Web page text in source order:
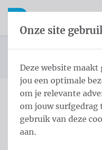
Inhoud overslaan
Taalkeuze overslaan
Open mobiele navigatie
U bevindt zich hier:
Conische masten
Conische Mast Lier 8,0
Conische
⌀ 114-60/3
Onze site
Deze website
jou een optimale
om je relevante
om jouw surfgedrag
gebruik van deze
aan.